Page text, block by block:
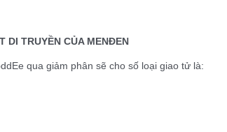
DI TRUYỀN CỦA MENĐEN
qua giảm phân sẽ cho số loại giao tử là: